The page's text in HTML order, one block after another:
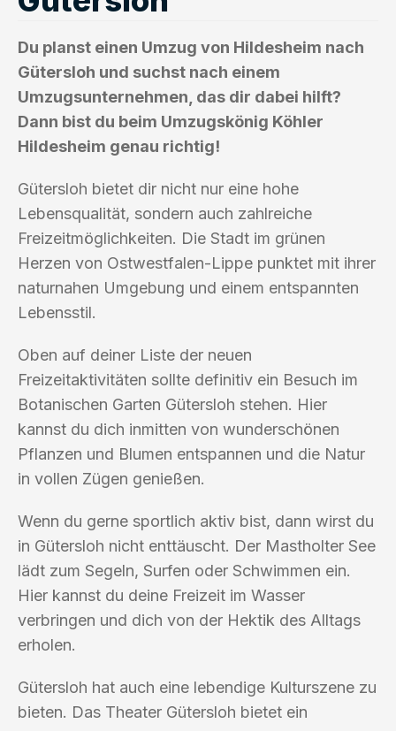
Du planst einen Umzug von Hildesheim nach
Gütersloh und suchst nach einem
Umzugsunternehmen, das dir dabei hilft?
Dann bist du beim Umzugskönig Köhler
Hildesheim genau richtig!
Gütersloh bietet dir nicht nur eine hohe
Lebensqualität, sondern auch zahlreiche
Freizeitmöglichkeiten. Die Stadt im grünen
Herzen von Ostwestfalen-Lippe punktet mit ihrer
naturnahen Umgebung und einem entspannten
Lebensstil.
Oben auf deiner Liste der neuen
Freizeitaktivitäten sollte definitiv ein Besuch im
Botanischen Garten Gütersloh stehen. Hier
kannst du dich inmitten von wunderschönen
Pflanzen und Blumen entspannen und die Natur
in vollen Zügen genießen.
Wenn du gerne sportlich aktiv bist, dann wirst du
in Gütersloh nicht enttäuscht. Der Mastholter See
lädt zum Segeln, Surfen oder Schwimmen ein.
Hier kannst du deine Freizeit im Wasser
verbringen und dich von der Hektik des Alltags
erholen.
Gütersloh hat auch eine lebendige Kulturszene zu
bieten. Das Theater Gütersloh bietet ein